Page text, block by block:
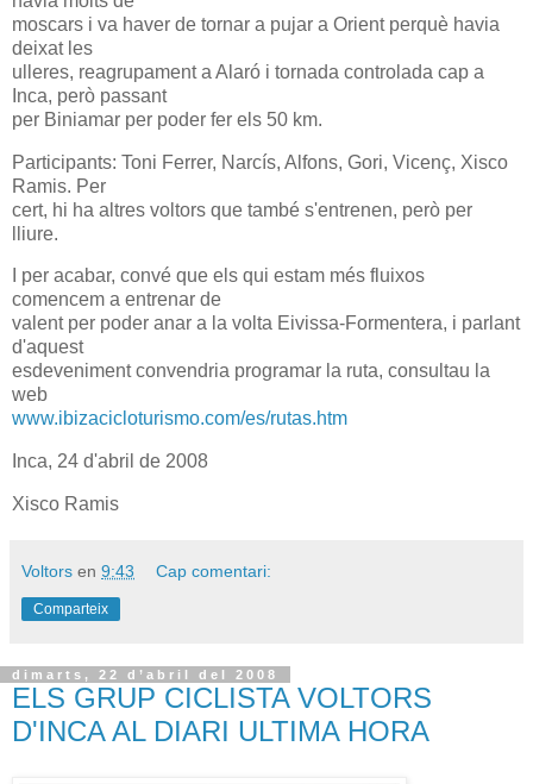
moscars i va haver de tornar a pujar a Orient perquè havia
deixat les
ulleres, reagrupament a Alaró i tornada controlada cap a
Inca, però passant
per Biniamar per poder fer els 50 km.
Participants: Toni Ferrer, Narcís, Alfons, Gori, Vicenç, Xisco
Ramis. Per
cert, hi ha altres voltors que també s'entrenen, però per
lliure.
I per acabar, convé que els qui estam més fluixos
comencem a entrenar de
valent per poder anar a la volta Eivissa-Formentera, i parlant
d'aquest
esdeveniment convendria programar la ruta, consultau la
web
www.ibizacicloturismo.com/es/rutas.htm
Inca, 24 d'abril de 2008
Xisco Ramis
Voltors en 9:43 Cap comentari:
Comparteix
dimarts, 22 d’abril del 2008
ELS GRUP CICLISTA VOLTORS
D'INCA AL DIARI ULTIMA HORA